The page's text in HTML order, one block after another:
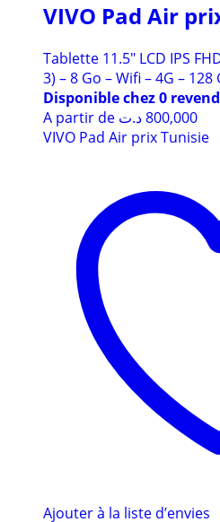
VIVO Pad Air
Tablette 11.5″ LCD IPS
3) – 8 Go – Wifi – 4G – 128
Disponible chez 0
A partir de
800,000د.ت
VIVO Pad Air prix Tunisie
Ajouter à la liste d’envies